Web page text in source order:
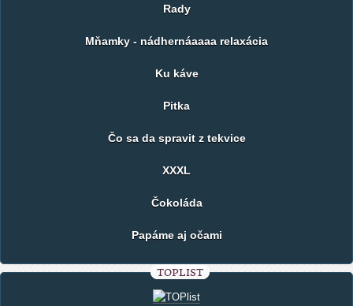
Rady
Mňamky - nádhernáaaaa relaxácia
Ku káve
Pitka
Čo sa da spravit z tekvice
XXXL
Čokoláda
Papáme aj očami
TOPLIST